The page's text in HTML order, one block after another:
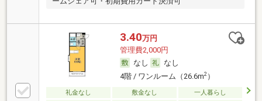
3.40万円
管理費2,000円
なし
なし
4階 / ワンルーム（26.6m2）
礼金なし 敷金なし
一人暮らし